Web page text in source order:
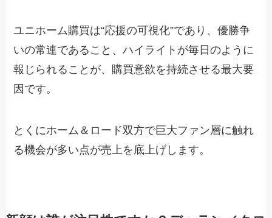
ユニホーム購買は“応援の可視化”であり、優勝争
いの常連であること、ハイライトが毎日のように
報じられることが、購買意欲を持続させる最大要
因です。
とくにホーム＆ロード双方で巨大ファン層に触れ
る機会が多い点が売上を底上げします。